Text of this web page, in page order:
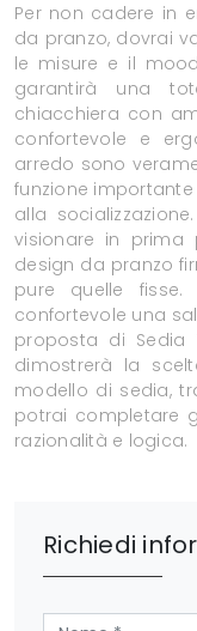
Per non cadere in
da pranzo, dovrai
le misure e il
garantirà una
chiacchiera con
confortevole e
arredo sono
funzione
alla
visionare in prima
design da pranzo
pure quelle
confortevole una
proposta di Sedia
dimostrerà la
modello di sedia,
potrai completare
razionalità e logica.
Richiedi